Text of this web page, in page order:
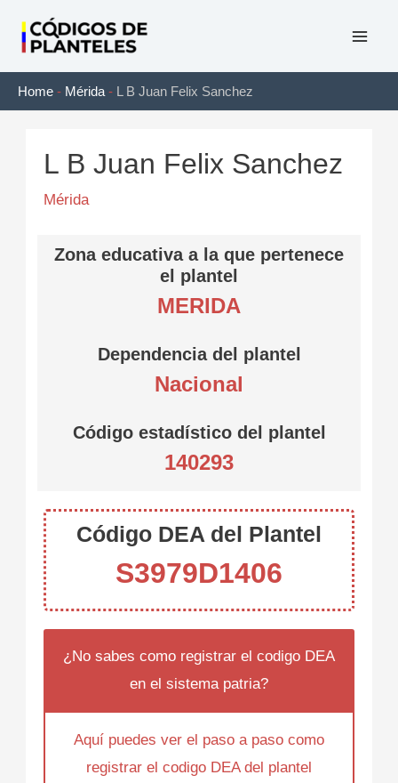
contenido
Home - Mérida - L B Juan Felix Sanchez
L B Juan Felix Sanchez
Mérida
Zona educativa a la que pertenece
el plantel
MERIDA
Dependencia del plantel
Nacional
Código estadístico del plantel
140293
Código DEA del Plantel
S3979D1406
¿No sabes como registrar el codigo DEA
en el sistema patria?
Aquí puedes ver el paso a paso como
registrar el codigo DEA del plantel